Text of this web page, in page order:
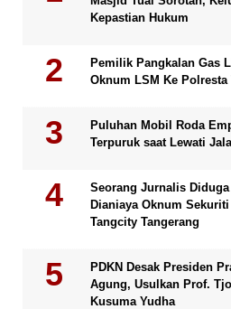
Kepastian Hukum
Pemilik Pangkalan Gas
Oknum LSM Ke Polresta
Puluhan Mobil Roda
Terpuruk saat Lewati
Seorang Jurnalis
Dianiaya Oknum
Tangcity Tangerang
PDKN Desak Presiden
Agung, Usulkan Prof.
Kusuma Yudha